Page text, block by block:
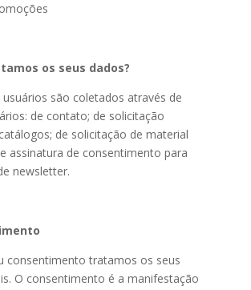
os seus dados?
são coletados através de
de contato; de solicitação
de solicitação de material
assinatura de consentimento para
newsletter.
consentimento tratamos os seus
O consentimento é a manifestação